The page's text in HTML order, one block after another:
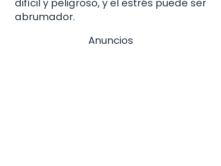
difícil y peligroso, y el estrés puede ser
abrumador.
Anuncios